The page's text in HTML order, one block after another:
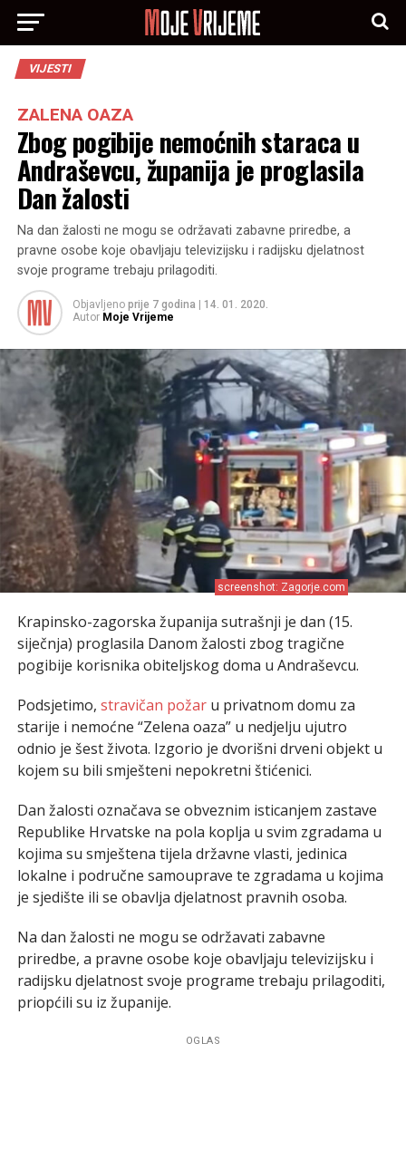
VIJESTI
ZALENA OAZA
Zbog pogibije nemoćnih staraca u
Andraševcu, županija je proglasila
Dan žalosti
Na dan žalosti ne mogu se održavati zabavne priredbe, a
pravne osobe koje obavljaju televizijsku i radijsku djelatnost
svoje programe trebaju prilagoditi.
Objavljeno prije 7 godina
14. 01. 2020.
Autor Moje Vrijeme
screenshot: Zagorje.com
Krapinsko-zagorska županija sutrašnji je dan (15.
siječnja) proglasila Danom žalosti zbog tragične
pogibije korisnika obiteljskog doma u Andraševcu.
Podsjetimo, stravičan požaru privatnom domu za
starije i nemoćne “Zelena oaza” u nedjelju ujutro
odnio je šest života. Izgorio je dvorišni drveni objekt u
kojem su bili smješteni nepokretni štićenici.
Dan žalosti označava se obveznim isticanjem zastave
Republike Hrvatske na pola koplja u svim zgradama u
kojima su smještena tijela državne vlasti, jedinica
lokalne i područne samouprave te zgradama u kojima
je sjedište ili se obavlja djelatnost pravnih osoba.
Na dan žalosti ne mogu se održavati zabavne
priredbe, a pravne osobe koje obavljaju televizijsku i
radijsku djelatnost svoje programe trebaju prilagoditi,
priopćili su iz županije.
OGLAS